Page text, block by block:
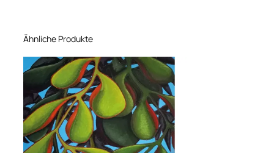
Ähnliche Produkte